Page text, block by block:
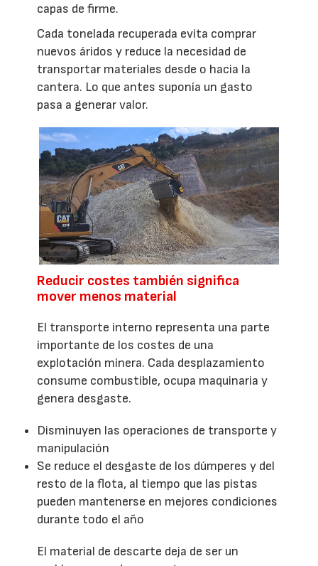
capas de firme.
Cada tonelada recuperada evita comprar
nuevos áridos y reduce la necesidad de
transportar materiales desde o hacia la
cantera. Lo que antes suponía un gasto
pasa a generar valor.
Reducir costes también significa
mover menos material
El transporte interno representa una parte
importante de los costes de una
explotación minera. Cada desplazamiento
consume combustible, ocupa maquinaria y
genera desgaste.
Disminuyen las operaciones de transporte y
manipulación
Se reduce el desgaste de los dúmperes y del
resto de la flota, al tiempo que las pistas
pueden mantenerse en mejores condiciones
durante todo el año
El material de descarte deja de ser un